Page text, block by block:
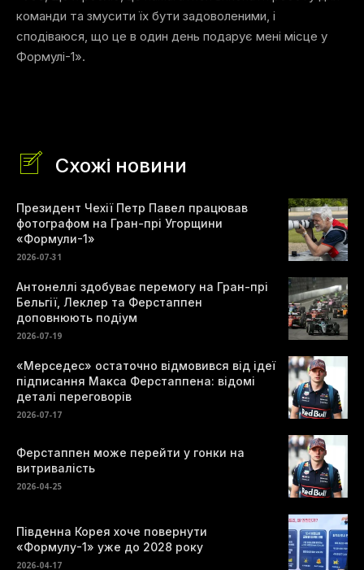
команди та змусити їх бути задоволеними, і
сподіваюся, що це в один день подарує мені місце у
Формулі-1».
Схожі новини
Президент Чехії Петр Павел працював
фотографом на Гран-прі Угорщини
«Формули-1»
2026-07-31
Антонеллі здобуває перемогу на Гран-прі
Бельгії, Леклер та Ферстаппен
доповнюють подіум
2026-07-19
«Мерседес» остаточно відмовився від ідеї
підписання Макса Ферстаппена: відомі
деталі переговорів
2026-07-17
Ферстаппен може перейти у гонки на
витривалість
2026-04-25
Південна Корея хоче повернути
«Формулу-1» уже до 2028 року
2026-04-17